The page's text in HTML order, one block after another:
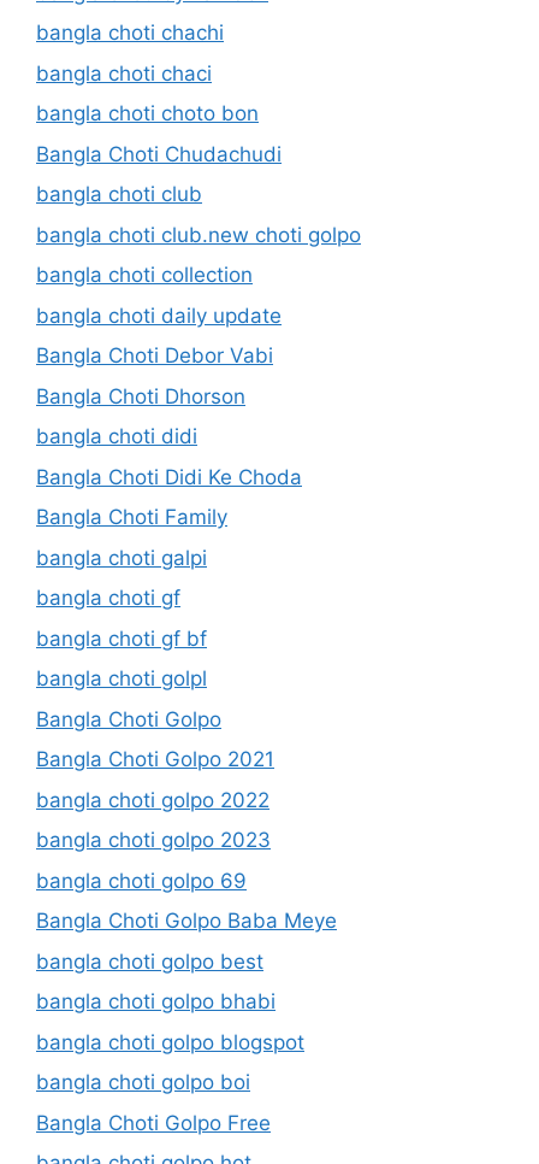
bangla choti chachi
bangla choti chaci
bangla choti choto bon
Bangla Choti Chudachudi
bangla choti club
bangla choti club.new choti golpo
bangla choti collection
bangla choti daily update
Bangla Choti Debor Vabi
Bangla Choti Dhorson
bangla choti didi
Bangla Choti Didi Ke Choda
Bangla Choti Family
bangla choti galpi
bangla choti gf
bangla choti gf bf
bangla choti golpl
Bangla Choti Golpo
Bangla Choti Golpo 2021
bangla choti golpo 2022
bangla choti golpo 2023
bangla choti golpo 69
Bangla Choti Golpo Baba Meye
bangla choti golpo best
bangla choti golpo bhabi
bangla choti golpo blogspot
bangla choti golpo boi
Bangla Choti Golpo Free